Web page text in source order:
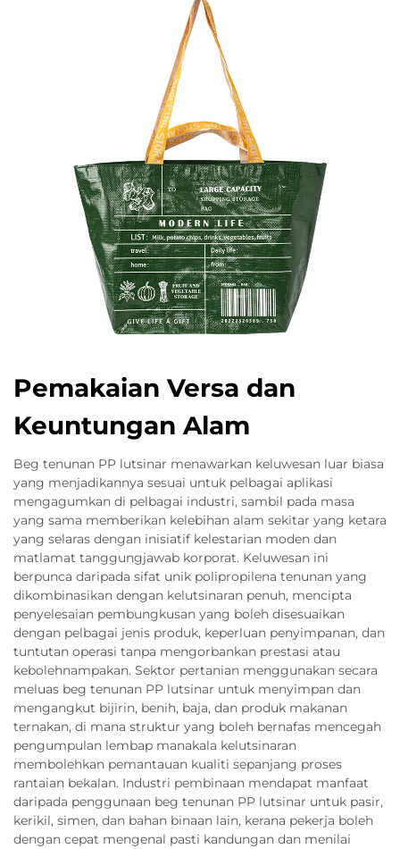
Pemakaian Versa dan
Keuntungan Alam
Beg tenunan PP lutsinar menawarkan keluwesan luar biasa
yang menjadikannya sesuai untuk pelbagai aplikasi
mengagumkan di pelbagai industri, sambil pada masa
yang sama memberikan kelebihan alam sekitar yang ketara
yang selaras dengan inisiatif kelestarian moden dan
matlamat tanggungjawab korporat. Keluwesan ini
berpunca daripada sifat unik polipropilena tenunan yang
dikombinasikan dengan kelutsinaran penuh, mencipta
penyelesaian pembungkusan yang boleh disesuaikan
dengan pelbagai jenis produk, keperluan penyimpanan, dan
tuntutan operasi tanpa mengorbankan prestasi atau
kebolehnampakan. Sektor pertanian menggunakan secara
meluas beg tenunan PP lutsinar untuk menyimpan dan
mengangkut bijirin, benih, baja, dan produk makanan
ternakan, di mana struktur yang boleh bernafas mencegah
pengumpulan lembap manakala kelutsinaran
membolehkan pemantauan kualiti sepanjang proses
rantaian bekalan. Industri pembinaan mendapat manfaat
daripada penggunaan beg tenunan PP lutsinar untuk pasir,
kerikil, simen, dan bahan binaan lain, kerana pekerja boleh
dengan cepat mengenal pasti kandungan dan menilai